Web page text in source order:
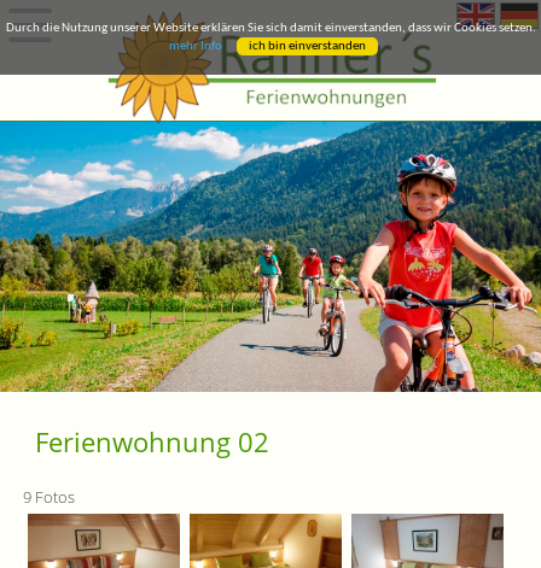
Durch die Nutzung unserer Website erklären Sie sich damit einverstanden, dass wir Cookies setzen.
mehr Info
ich bin einverstanden
Ferienwohnung 02
9 Fotos